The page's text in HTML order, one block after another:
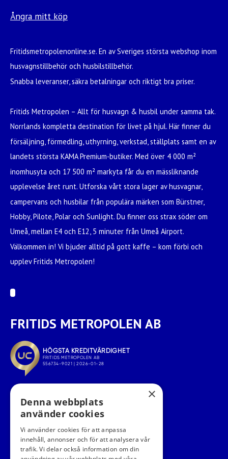
Ångra mitt köp
Fritidsmetropolenonline.se. En av Sveriges största webshop inom
husvagnstillbehör och husbilstillbehör.
Snabba leveranser, säkra betalningar och riktigt bra priser.
Fritids Metropolen – Allt för husvagn & husbil under samma tak.
Norrlands kompletta destination för livet på hjul. Här finner du
försäljning, förmedling, uthyrning, verkstad, ställplats samt en av
landets största KAMA Premium-butiker. Med över 4 000 m²
inomhusyta och 17 500 m² markyta får du en mässliknande
upplevelse året runt. Utforska vårt stora lager av husvagnar,
campervans och husbilar från populära märken som Bürstner,
Hobby, Pilote, Polar och Sunlight. Du finner oss strax söder om
Umeå, mellan E4 och E12, 5 minuter från Umeå Airport.
Välkommen in! Vi bjuder alltid på gott kaffe – kom förbi och
upplev Fritids Metropolen!
FRITIDS METROPOLEN AB
×
Denna webbplats
använder cookies
Vi använder cookies för att anpassa
innehåll, annonser och för att analysera vår
trafik. Vi delar också information om din